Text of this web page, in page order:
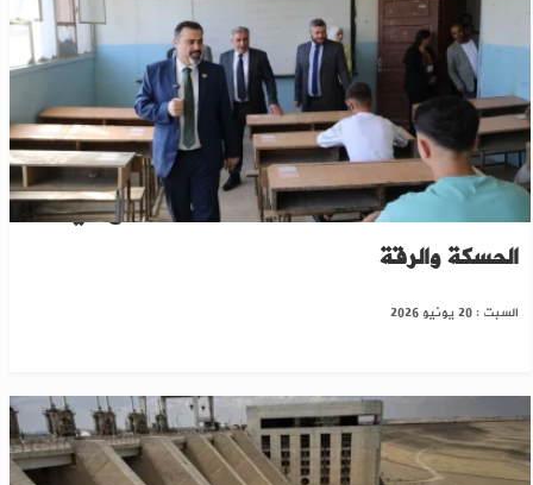
وزارة التربية السورية تكشف خطوات الدمج في
الحسكة والرقة
السبت : 20 يونيو 2026